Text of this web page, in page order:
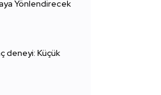
Yönlendirecek
deneyi: Küçük